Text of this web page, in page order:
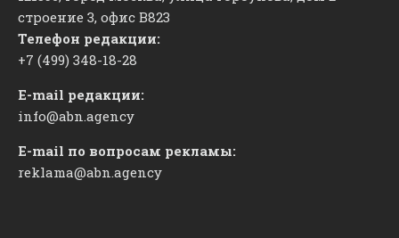
строение 3, офис ​В823
Телефон редакции:
+7 (499) 348-18-28
E-mail редакции:
info@abn.agency
E-mail по вопросам рекламы:
reklama@abn.agency